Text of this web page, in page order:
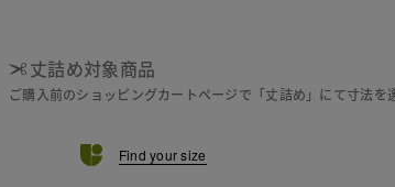
丈詰め対象商品
ご購入前のショッピングカートページで「丈詰め」にて寸法を
Find your size